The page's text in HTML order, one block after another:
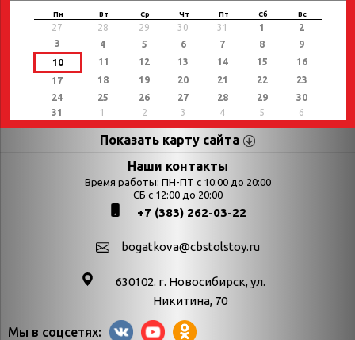
Пн Вт Ср Чт Пт Сб Вс
27 28 29 30 31 1
2
3
4 5 6 7 8
9
10
11 12 13 14 15
16
17
18 19 20 21 22
23
24
25 26 27 28 29
30
31
1 2 3 4 5 6
Показать карту сайта
Страницы Категории
Календарь
Выставки
День в истории
День в истории.
День в истории.
Наши контакты
Время работы: ПН-ПТ с 10:00 до 20:00
СБ с 12:00 до 20:00
+7 (383) 262-03-22
bogatkova@cbstolstoy.ru
630102. г. Новосибирск, ул.
Никитина, 70
Мы в соцсетях: